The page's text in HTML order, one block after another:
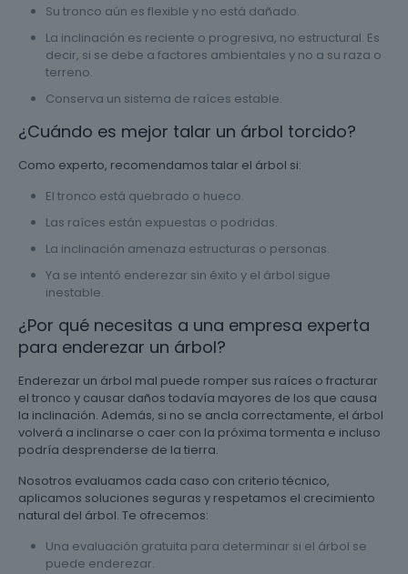
Su tronco aún es flexible y no está dañado.
La inclinación es reciente o progresiva, no estructural. Es
decir, si se debe a factores ambientales y no a su raza o
terreno.
Conserva un sistema de raíces estable.
¿Cuándo es mejor talar un árbol torcido?
Como experto, recomendamos talar el árbol si:
El tronco está quebrado o hueco.
Las raíces están expuestas o podridas.
La inclinación amenaza estructuras o personas.
Ya se intentó enderezar sin éxito y el árbol sigue
inestable.
¿Por qué necesitas a una empresa experta
para enderezar un árbol?
Enderezar un árbol mal puede romper sus raíces o fracturar
el tronco y causar daños todavía mayores de los que causa
la inclinación. Además, si no se ancla correctamente, el árbol
volverá a inclinarse o caer con la próxima tormenta e incluso
podría desprenderse de la tierra.
Nosotros evaluamos cada caso con criterio técnico,
aplicamos soluciones seguras y respetamos el crecimiento
natural del árbol. Te ofrecemos:
Una evaluación gratuita para determinar si el árbol se
puede enderezar.